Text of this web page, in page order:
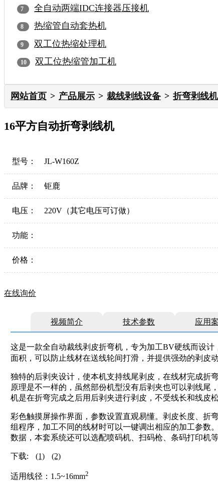
全自动两端IDC连接器压接机
热缩管自动套热机
双工位热缩处理机
双工位热缩管加工机
网站首页 产品展示 裁线剥线设备 折弯剥线机
16平方自动折弯剥线机
型号： JL-W160Z
品牌： 钜鹿
电压： 220V（其它电压可订做）
功能：
价格：
在线询价
视频简介 技术参数 应用
这是一款全自动裁线剥皮折弯机，专为加工BV硬线而设计
面积，可以防止线材在送线轮间打滑，并提供强劲的剥皮动
独特的后剥夹设计，使本机支持线尾剥皮，在线材完成折
原理是不一样的，虽然部份机型没有后剥夹也可以剥线尾
机是在折弯完成之后用后剥夹进行剥皮，不受线长和线皮松
彩色触摸屏操作界面，参数设置直观易懂。剥皮长度、折
组程序，加工不同的线材时可以一键调出相应的加工参数
数据，本套系统还可以选配喷码机、扫码枪、条码打印机等
下载: (1) (2)
适用线径：1.5~16mm2